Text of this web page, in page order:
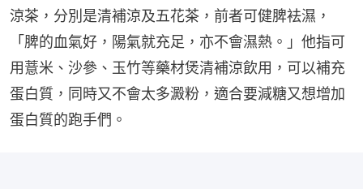
涼茶，分別是清補涼及五花茶，前者可健脾袪濕，
「脾的血氣好，陽氣就充足，亦不會濕熱。」他指可
用薏米、沙參、玉竹等藥材煲清補涼飲用，可以補充
蛋白質，同時又不會太多澱粉，適合要減糖又想增加
蛋白質的跑手們。